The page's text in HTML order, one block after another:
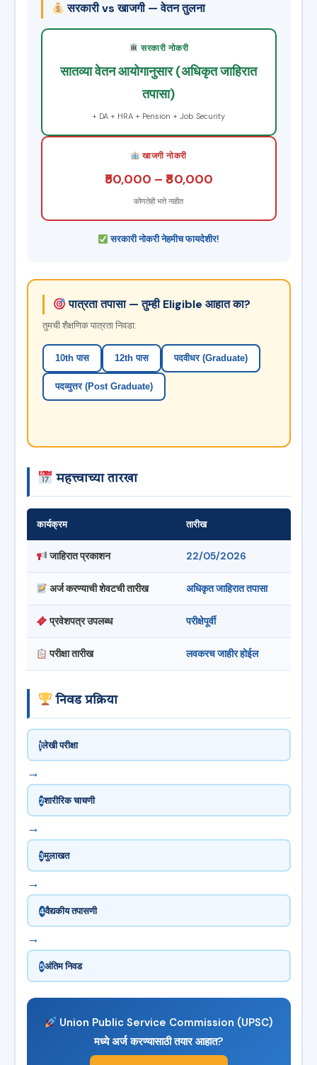
सरकारी vs खाजगी — वेतन तुलना
सरकारी नोकरी
सातव्या वेतन आयोगानुसार (अधिकृत जाहिरात
तपासा)
+ DA + HRA + Pension + Job Security
खाजगी नोकरी
₹50,000 – ₹80,000
कोणतेही भत्ते नाहीत
सरकारी नोकरी नेहमीच फायदेशीर!
पात्रता तपासा — तुम्ही Eligible आहात का?
तुमची शैक्षणिक पात्रता निवडा:
10th पास 12th पास पदवीधर (Graduate)
पदव्युत्तर (Post Graduate)
महत्त्वाच्या तारखा
कार्यक्रम तारीख
जाहिरात प्रकाशन 22/05/2026
अर्ज करण्याची शेवटची तारीख अधिकृत जाहिरात तपासा
प्रवेशपत्र उपलब्ध परीक्षेपूर्वी
परीक्षा तारीख लवकरच जाहीर होईल
निवड प्रक्रिया
1लेखी परीक्षा
→
2शारीरिक चाचणी
→
3मुलाखत
→
4वैद्यकीय तपासणी
→
5अंतिम निवड
Union Public Service Commission (UPSC)
मध्ये अर्ज करण्यासाठी तयार आहात?